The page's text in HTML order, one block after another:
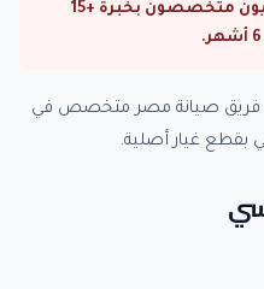
زانوسي في القاهرة والجيزة. فنيون متخصصون بخبرة +15
فريق صيانة مصر متخصص في
بقطع غيار أصلية.